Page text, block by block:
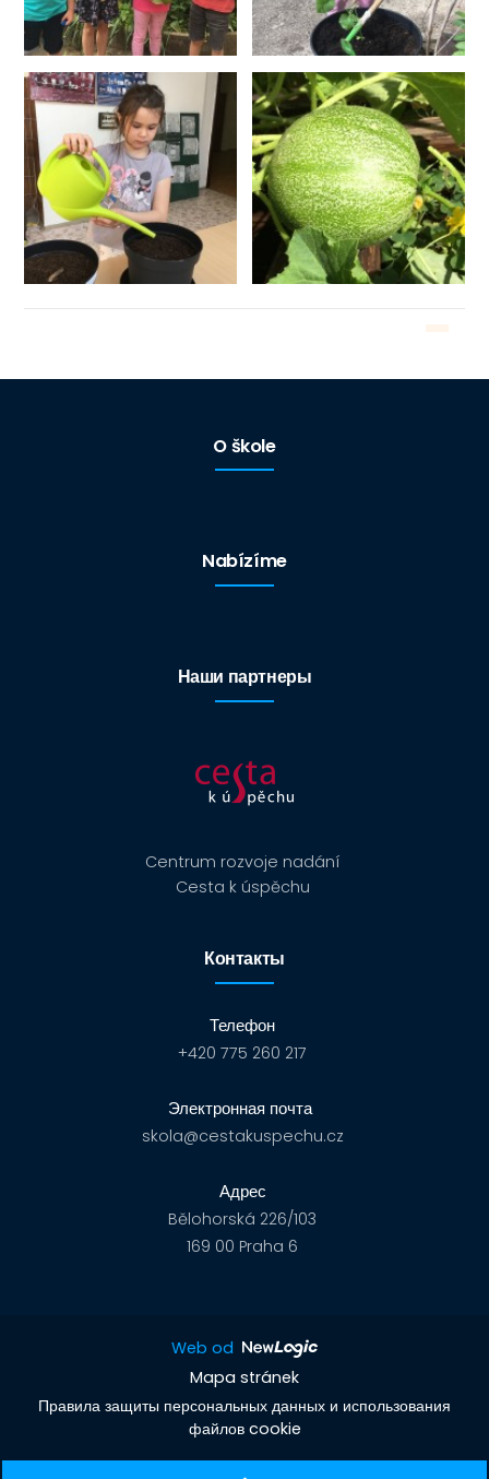
O škole
Nabízíme
Наши партнеры
Centrum rozvoje nadání
Cesta k úspěchu
Контакты
Телефон
+420 775 260 217
Электронная почта
skola@cestakuspechu.cz
Адрес
Bělohorská 226/103
169 00 Praha 6
Web od
Mapa stránek
Правила защиты персональных данных и использования
файлов cookie